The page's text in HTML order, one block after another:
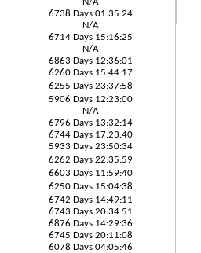
6738 Days 01:35:24
N/A
6714 Days 15:16:25
N/A
6863 Days 12:36:01
6260 Days 15:44:17
6255 Days 23:37:58
5906 Days 12:23:00
N/A
6796 Days 13:32:14
6744 Days 17:23:40
5933 Days 23:50:34
6262 Days 22:35:59
6603 Days 11:59:40
6250 Days 15:04:38
6742 Days 14:49:11
6743 Days 20:34:51
6876 Days 14:29:36
6745 Days 20:11:08
6078 Days 04:05:46